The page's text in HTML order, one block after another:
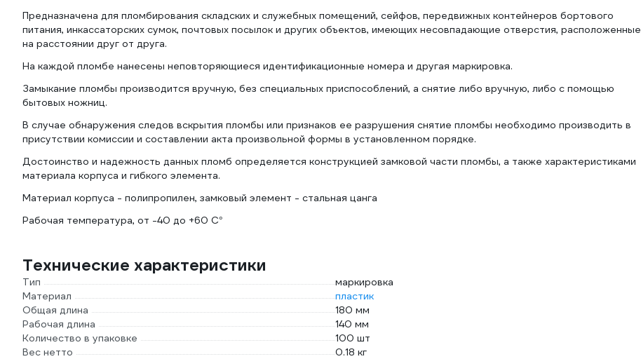
Предназначена для пломбирования складских и служебных помещений, сейфов, передвижных контейнеров бортового
питания, инкассаторских сумок, почтовых посылок и других объектов, имеющих несовпадающие отверстия, расположенные
на расстоянии друг от друга.
На каждой пломбе нанесены неповторяющиеся идентификационные номера и другая маркировка.
Замыкание пломбы производится вручную, без специальных приспособлений, а снятие либо вручную, либо с помощью
бытовых ножниц.
В случае обнаружения следов вскрытия пломбы или признаков ее разрушения снятие пломбы необходимо производить в
присутствии комиссии и составлении акта произвольной формы в установленном порядке.
Достоинство и надежность данных пломб определяется конструкцией замковой части пломбы, а также характеристиками
материала корпуса и гибкого элемента.
Материал корпуса - полипропилен, замковый элемент - стальная цанга
Рабочая температура, от -40 до +60 С°
Технические характеристики
Тип
маркировка
Материал
пластик
Общая длина
180 мм
Рабочая длина
140 мм
Количество в упаковке
100 шт
Вес нетто
0.18 кг